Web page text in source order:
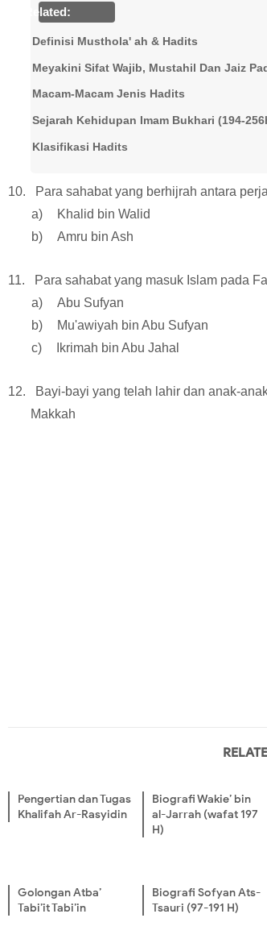
Related:
Definisi Musthola' ah & Hadits
Meyakini Sifat Wajib, Mustahil Dan Jaiz
Macam-Macam Jenis Hadits
Sejarah Kehidupan Imam Bukhari (194-
Klasifikasi Hadits
10.
Para sahabat yang berhijrah antara
a)
Khalid bin Walid
b)
Amru bin Ash
11.
Para sahabat yang masuk Islam pada
a)
Abu Sufyan
b)
Mu'awiyah bin Abu Sufyan
c)
Ikrimah bin Abu Jahal
12.
Bayi-bayi yang telah lahir dan anak-
Makkah
Pengertian dan Tugas
Khalifah Ar-Rasyidin
Biografi Wakie’ bin
al-Jarrah (wafat 197
H)
Golongan Atba’
Tabi’it Tabi’in
Biografi Sofyan Ats-
Tsauri (97-191 H)